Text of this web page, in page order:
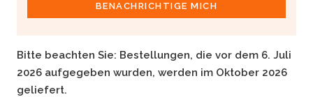
BENACHRICHTIGE MICH
Bitte beachten Sie: Bestellungen, die vor dem 6. Juli
2026 aufgegeben wurden, werden im Oktober 2026
geliefert.